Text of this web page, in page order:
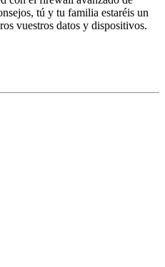
tú y tu familia estaréis un
vuestros datos y dispositivos.